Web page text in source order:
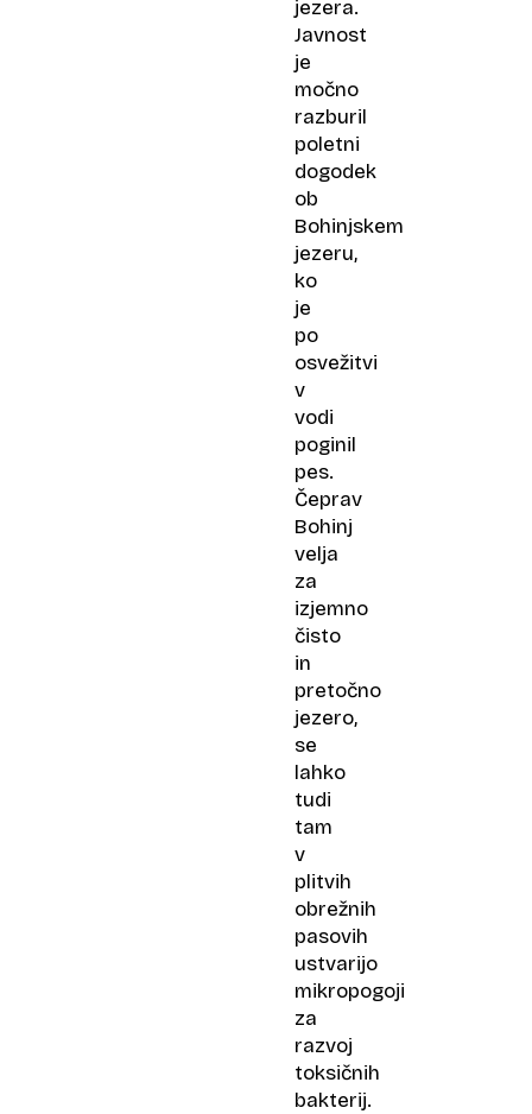
jezera.
Javnost
je
močno
razburil
poletni
dogodek
ob
Bohinjskem
jezeru,
ko
je
po
osvežitvi
v
vodi
poginil
pes.
Čeprav
Bohinj
velja
za
izjemno
čisto
in
pretočno
jezero,
se
lahko
tudi
tam
v
plitvih
obrežnih
pasovih
ustvarijo
mikropogoji
za
razvoj
toksičnih
bakterij.